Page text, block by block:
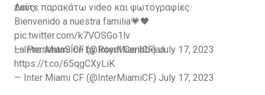
τους.
Δείτε παρακάτω video και φωτογραφίες:
Bienvenido a nuestra familia💗🖤
pic.twitter.com/k7VOSGo1lv
— Inter Miami CF (@InterMiamiCF)July 17, 2023
La PresentaSÍon by Royal Caribbean
https://t.co/65qgCXyLiK
— Inter Miami CF (@InterMiamiCF) July 17, 2023